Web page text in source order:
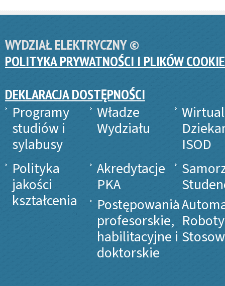
WYDZIAŁ ELEKTRYCZNY ©
POLITYKA PRYWATNOŚCI I PLIKÓW
DEKLARACJA DOSTĘPNOŚCI
Programy
studiów i
sylabusy
Władze
Wydziału
ISOD
Polityka
jakości
kształcenia
Akredytacje
PKA
Postępowania
profesorskie,
habilitacyjne i
doktorskie